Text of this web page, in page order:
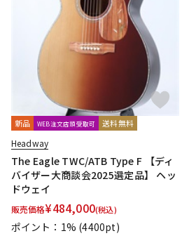
新品 WEB注文店頭受取可 送料無料
Headway
The Eagle TWC/ATB Type F 【ディ
バイザー大商談会2025選定品】 ヘッ
ドウェイ
販売価格¥484,000(税込)
ポイント：1% (4400pt)